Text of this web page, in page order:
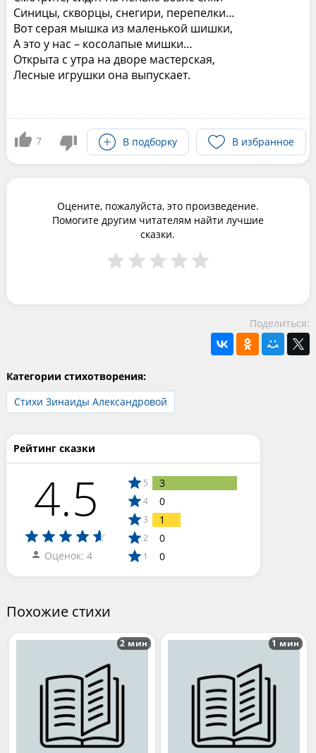
Синицы, скворцы, снегири, перепелки…
Вот серая мышка из маленькой шишки,
А это у нас – косолапые мишки…
Открыта с утра на дворе мастерская,
Лесные игрушки она выпускает.
7 В подборку В избранное
Оцените, пожалуйста, это произведение.
Помогите другим читателям найти лучшие
сказки.
Поделиться:
Категории стихотворения:
Стихи Зинаиды Александровой
Рейтинг сказки
4.5
Оценок: 4
5 3
4 0
3 1
2 0
1 0
Похожие стихи
2 мин 1 мин